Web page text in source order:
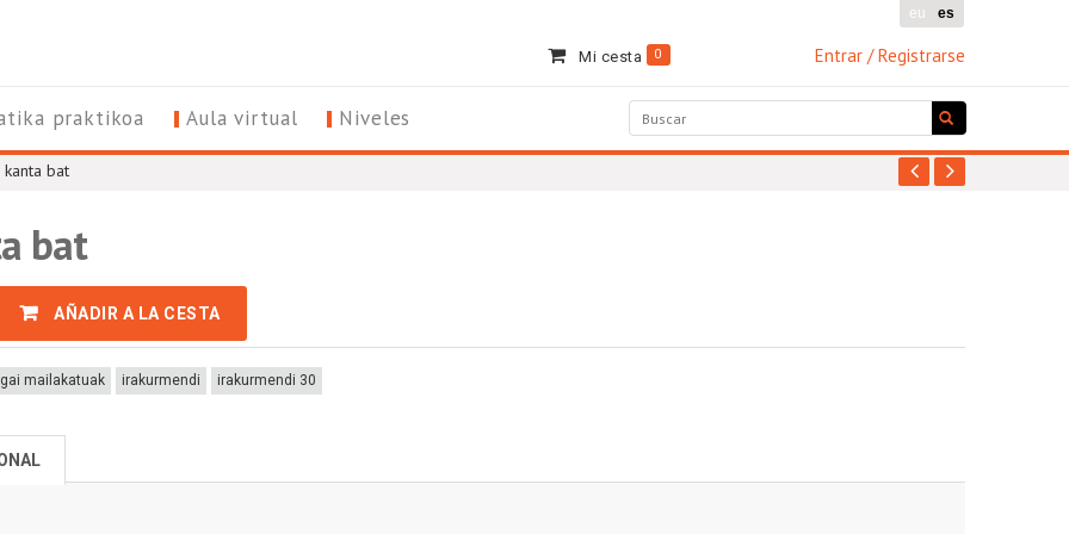
eu es
Mi cesta 0 Entrar / Registrarse
praktikoa Aula virtual Niveles
kanta bat
bat
AÑADIR A LA CESTA
mailakatuak irakurmendi irakurmendi 30